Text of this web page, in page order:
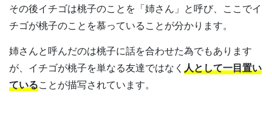
その後イチゴは桃子のことを「姉さん」と呼び、ここでイ
チゴが桃子のことを慕っていることが分かります。
姉さんと呼んだのは桃子に話を合わせた為でもあります
が、イチゴが桃子を単なる友達ではなく 人として一目置い
ていることが描写されています。